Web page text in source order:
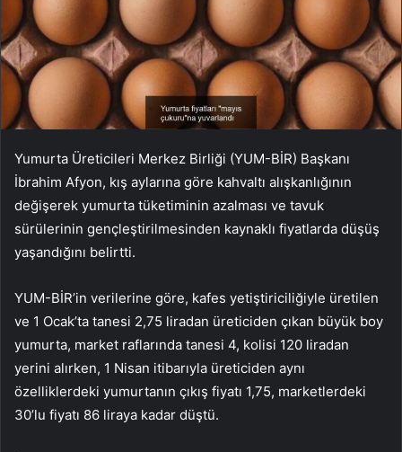
Yumurta Üreticileri Merkez Birliği (YUM-BİR) Başkanı
İbrahim Afyon, kış aylarına göre kahvaltı alışkanlığının
değişerek yumurta tüketiminin azalması ve tavuk
sürülerinin gençleştirilmesinden kaynaklı fiyatlarda düşüş
yaşandığını belirtti.
YUM-BİR’in verilerine göre, kafes yetiştiriciliğiyle üretilen
ve 1 Ocak’ta tanesi 2,75 liradan üreticiden çıkan büyük boy
yumurta, market raflarında tanesi 4, kolisi 120 liradan
yerini alırken, 1 Nisan itibarıyla üreticiden aynı
özelliklerdeki yumurtanın çıkış fiyatı 1,75, marketlerdeki
30’lu fiyatı 86 liraya kadar düştü.